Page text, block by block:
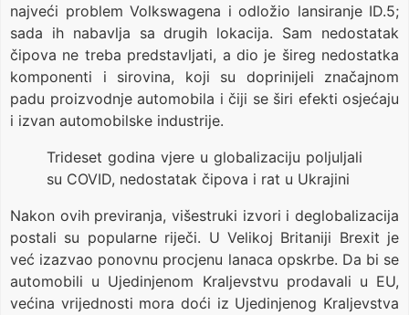
najveći problem Volkswagena i odložio lansiranje ID.5;
sada ih nabavlja sa drugih lokacija. Sam nedostatak
čipova ne treba predstavljati, a dio je šireg nedostatka
komponenti i sirovina, koji su doprinijeli značajnom
padu proizvodnje automobila i čiji se širi efekti osjećaju
i izvan automobilske industrije.
Trideset godina vjere u globalizaciju poljuljali
su COVID, nedostatak čipova i rat u Ukrajini
Nakon ovih previranja, višestruki izvori i deglobalizacija
postali su popularne riječi. U Velikoj Britaniji Brexit je
već izazvao ponovnu procjenu lanaca opskrbe. Da bi se
automobili u Ujedinjenom Kraljevstvu prodavali u EU,
većina vrijednosti mora doći iz Ujedinjenog Kraljevstva